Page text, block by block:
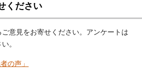
ください
意見をお寄せください。アンケートは
。
の声」